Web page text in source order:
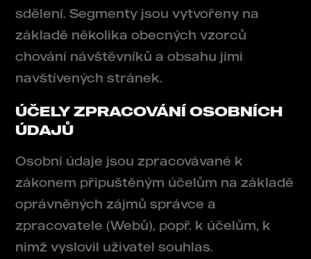
sdělení. Segmenty jsou vytvořeny na
základě několika obecných vzorců
chování návštěvníků a obsahu jimi
navštívených stránek.
ÚČELY ZPRACOVÁNÍ OSOBNÍCH
ÚDAJŮ
Osobní údaje jsou zpracovávané k
zákonem připuštěným účelům na základě
oprávněných zájmů správce a
zpracovatele (Webů), popř. k účelům, k
nimž vyslovil uživatel souhlas.